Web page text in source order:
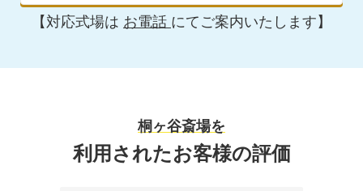
【対応式場は お電話 にてご案内いたします】
桐ヶ谷斎場を
利用されたお客様の評価